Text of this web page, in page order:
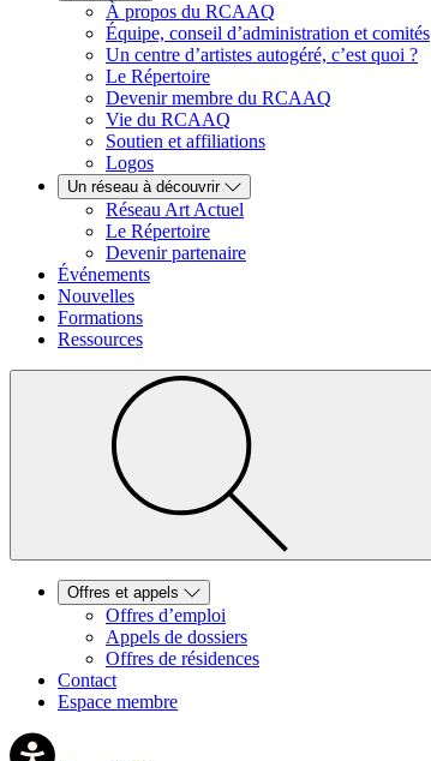
À propos du RCAAQ
Équipe, conseil d’administration et comités
Un centre d’artistes autogéré, c’est quoi ?
Le Répertoire
Devenir membre du RCAAQ
Vie du RCAAQ
Soutien et affiliations
Logos
Un réseau à découvrir
Réseau Art Actuel
Le Répertoire
Devenir partenaire
Événements
Nouvelles
Formations
Ressources
Offres et appels
Offres d’emploi
Appels de dossiers
Offres de résidences
Contact
Espace membre